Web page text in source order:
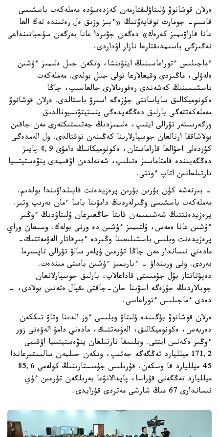
ەرلان قوشانوۆ ۇلىتاۋلىقتارمەن كەزدەسۋدە مەملەكەت باسشىسى
قاسىم- جومارت توقايەۆتىڭ «ءبىز وزىق ەل رەتىندە تەك العا
عانا قاراۋىمىز كەرەك» دەگەن جۋىردا عانا بەرگەن سۇحباتىنداعى
نەگىزگى باسىمدىقتارعا نازار اۋداردى.
ءماجىلىس ءتوراعاسىنىڭ ايتۋىنشا، وتكەن جىل ەلىمىز ءۇشىن
ەلەۋلى، ماڭىزدى وقيعالارعا تولى جىل بولدى. مەملەكەت
باسشىسىنىڭ كەشەندى رەفورمالارى جالعاسىپ، جاڭا
ەكونوميكالىق ساياساتتى جۇزەگە اسىرۋ باستالدى. ەرلان قوشانوۆ
مەملەكەتتەگى بارلىق دەڭگەيدەگى ينستيتۋتسيونالدىق
وزگەرىستەر تۋرالى ايتىپ، ەلىمىزدىڭ جەتىستىكتەرى مەن جاقىن
بولاشاققا ارنالعان جوسپارلارىنا كەڭىنەن توقتالدى. ول الەمدەگى
كۇردەلى احۋالعا قاراماستان، ەكونوميكانىڭ دامۋى 4,9 پايىز
دەڭگەيىندە قامتاماسىز ەتىلىپ، شەتەلدەن اۋقىمدى ينۆەستيتسيا
تارتىلعانىن اتاپ ءوتتى.
- بىرنەشە كۇن بۇرىن بۇرىن پرەزيدەنت قابىلداۋىندا بولدىم.
مەملەكەت باسشىسى وڭىرلەردىڭ دامۋىنا باسا ءمان بەرىپ وتىر.
پرەزيدەنتتىڭ شەشىمىمەن قايتا جاڭعىرعان ۇلىتاۋدىڭ ءوڭىر
ءۇشىن عانا ەمەس، ۇلتىمىز ءۇشىن دە ورنى بولەك. وسىعان وراي
پرەزيدەنت وبلىس باسشىلىعىنا وڭىردە ءبىرقاتار الەۋمەتتىك-
مادەني نىساندار مەن جاڭا تۇرعىن ۇيلەر سالۋ تۋرالى تاپسىرما
بەردى. ونى ورىنداۋ - ءبارىمىز ءۇشىن باستى مىندەت.
دەپۋتاتتار بۇل جۇمىستى قاداعالاپ، بارلىق جوسپارلانعان
جوبالاردىڭ جۇزەگە اسۋىنا جان-جاقتى ىقپال ەتەتىن بولادى، -
دەدى ءماجىلىس ءتوراعاسى.
ەرلان قوشانوۆ بۇگىندە ۇلىتاۋ وبلىسى ءوز الدىنا وتاۋ تىككەن
دەربەس، ەكونوميكالىق، الەۋمەتتىك، مادەني دامۋ الەۋەتى زور
ءوڭىر ەكەنىن ايتتى. وبلىسقا تارتىلعان ينۆەستيتسيا اۋقىمى
171,2 ميلليارد تەڭگەگە جەتىپ، وتكەن جىلمەن سالىستىرعاندا
45 ميلليارد قا وسكەن. قۇرىلىس جۇمىستارىنىڭ كولەمى 85,6
ميلليارد تەڭگەنى قۇراسا، پايدالانۋعا بەرىلگەن تۇرعىن ءۇي
نىساندارى 67 مىڭ شارشى مەتردى قۇرايدى.